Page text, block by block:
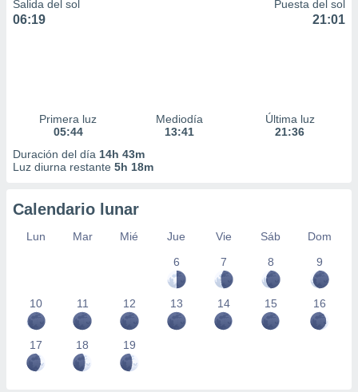
Salida del sol
06:19
Puesta del sol
21:01
Primera luz
05:44
Mediodía
13:41
Última luz
21:36
Duración del día 14h 43m
Luz diurna restante 5h 18m
Calendario lunar
Lun Mar Mié Jue Vie Sáb
Dom
6
7 8 9
10 11 12 13 14 15 16
17 18 19